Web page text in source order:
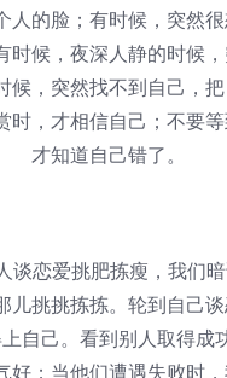
人的脸；有时候，突然
时候，夜深人静的时候
候，突然找不到自己，
时，才相信自己；不要等
才知道自己错了。
恋爱挑肥拣瘦，我们暗
儿挑挑拣拣。轮到自己
自己。看到别人取得成
好；当他们遭遇失败时